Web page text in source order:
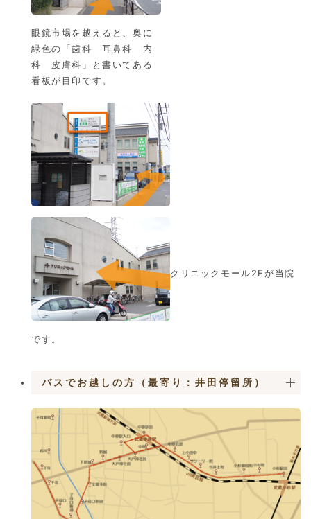
眼鏡市場を越えると、奥に
緑色の「歯科 耳鼻科 内
科 皮膚科」と書いてある
看板が目印です。
クリニックモール2Fが当院
です。
バスでお越しの方（最寄り：井田停留所）